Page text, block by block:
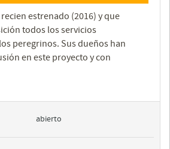
estrenado (2016) y que
todos los servicios
peregrinos. Sus dueños han
en este proyecto y con
abierto